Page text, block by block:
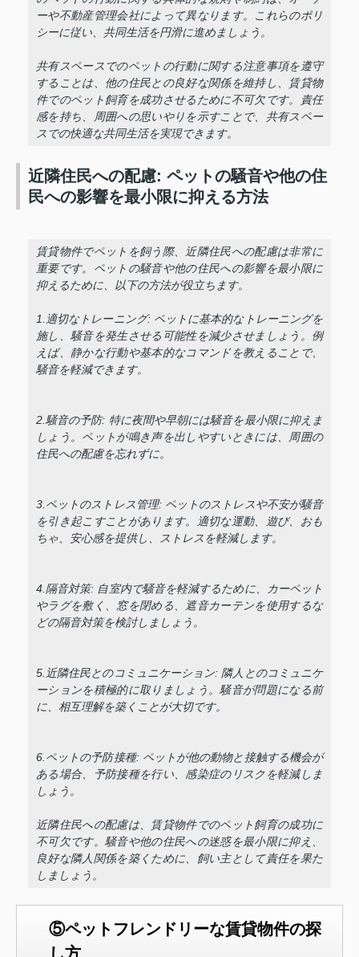
ーや不動産管理会社によって異なります。これらのポリ
シーに従い、共同生活を円滑に進めましょう。
共有スペースでのペットの行動に関する注意事項を遵守
することは、他の住民との良好な関係を維持し、賃貸物
件でのペット飼育を成功させるために不可欠です。責任
感を持ち、周囲への思いやりを示すことで、共有スペー
スでの快適な共同生活を実現できます。
近隣住民への配慮: ペットの騒音や他の住
民への影響を最小限に抑える方法
賃貸物件でペットを飼う際、近隣住民への配慮は非常に
重要です。ペットの騒音や他の住民への影響を最小限に
抑えるために、以下の方法が役立ちます。
1.適切なトレーニング: ペットに基本的なトレーニングを
施し、騒音を発生させる可能性を減少させましょう。例
えば、静かな行動や基本的なコマンドを教えることで、
騒音を軽減できます。
2.騒音の予防: 特に夜間や早朝には騒音を最小限に抑えま
しょう。ペットが鳴き声を出しやすいときには、周囲の
住民への配慮を忘れずに。
3.ペットのストレス管理: ペットのストレスや不安が騒音
を引き起こすことがあります。適切な運動、遊び、おも
ちゃ、安心感を提供し、ストレスを軽減します。
4.隔音対策: 自室内で騒音を軽減するために、カーペット
やラグを敷く、窓を閉める、遮音カーテンを使用するな
どの隔音対策を検討しましょう。
5.近隣住民とのコミュニケーション: 隣人とのコミュニケ
ーションを積極的に取りましょう。騒音が問題になる前
に、相互理解を築くことが大切です。
6.ペットの予防接種: ペットが他の動物と接触する機会が
ある場合、予防接種を行い、感染症のリスクを軽減しま
しょう。
近隣住民への配慮は、賃貸物件でのペット飼育の成功に
不可欠です。騒音や他の住民への迷惑を最小限に抑え、
良好な隣人関係を築くために、飼い主として責任を果た
しましょう。
⑤ペットフレンドリーな賃貸物件の探
し方